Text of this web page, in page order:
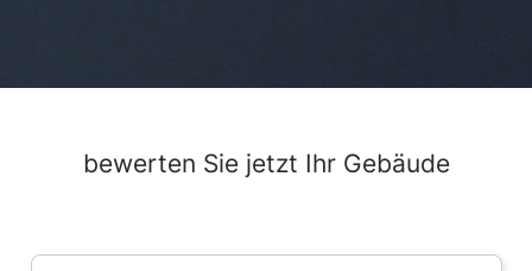
bewerten Sie jetzt Ihr Gebäude